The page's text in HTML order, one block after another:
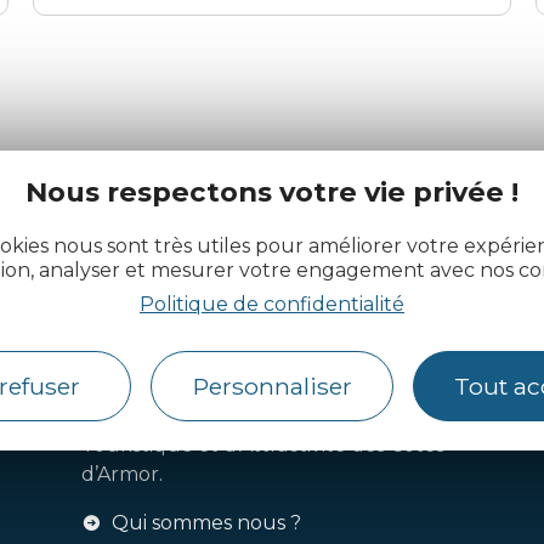
Nous respectons votre vie privée !
nous sont très utiles pour améliorer votre
analyser et mesurer votre engagement avec nos
Politique de confidentialité
Personnaliser Tout
des Côtes d’Armor
Côtes d’Armor Destination
Agence de Développement
Touristique et d’Attractivité des Côtes
d’Armor.
Qui sommes nous ?